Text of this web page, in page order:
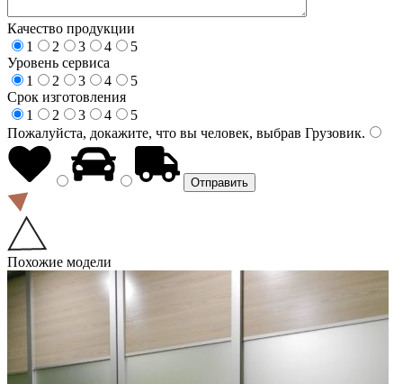
Качество продукции
1
2 3 4
5
Уровень сервиса
1
2 3 4
5
Срок изготовления
1
2 3 4
5
Пожалуйста, докажите, что вы человек, выбрав Грузовик.
Похожие модели